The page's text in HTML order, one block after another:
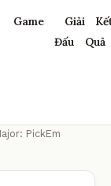
Game
Giải
Đấu
Quả
PickEm